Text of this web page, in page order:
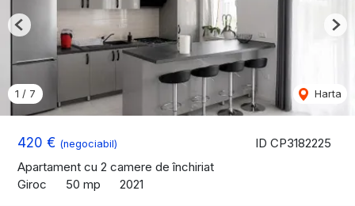
ID CP3182225
420 € (negociabil)
Apartament cu 2 camere de închiriat
Giroc
50 mp 2021
1 / 7 Harta
Previous